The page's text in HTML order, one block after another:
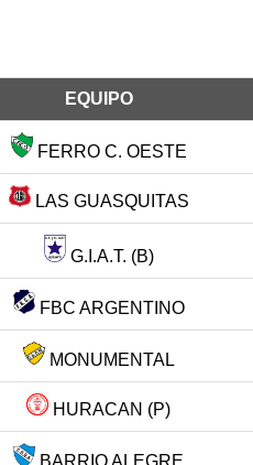
EQUIPO
FERRO C. OESTE
LAS GUASQUITAS
G.I.A.T. (B)
FBC ARGENTINO
MONUMENTAL
HURACAN (P)
BARRIO ALEGRE